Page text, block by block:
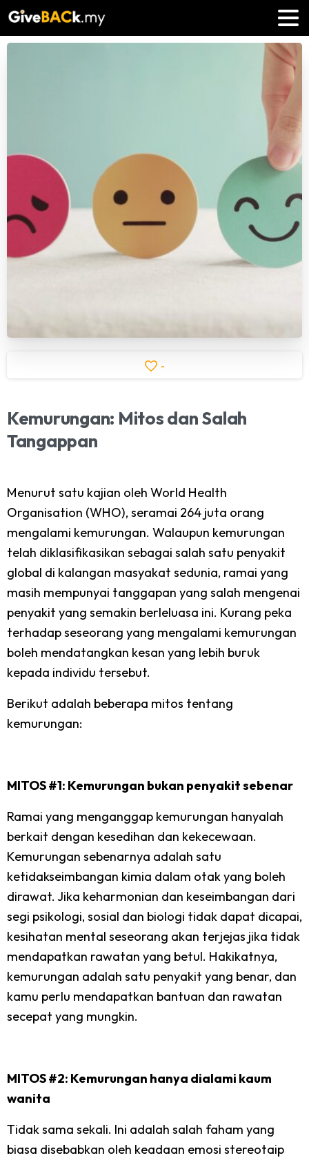
-
Kemurungan: MitosdanSalah
Tangappan
Menurut satu kajian oleh World Health
Organisation (WHO), seramai 264 juta orang
mengalami kemurungan. Walaupun kemurungan
telah diklasifikasikan sebagai salah satu penyakit
global di kalangan masyakat sedunia, ramai yang
masih mempunyai tanggapan yang salah mengenai
penyakit yang semakin berleluasa ini. Kurang peka
terhadap seseorang yang mengalami kemurungan
boleh mendatangkan kesan yang lebih buruk
kepada individu tersebut.
Berikut adalah beberapa mitos tentang
kemurungan:
MITOS #1: Kemurungan bukan penyakit sebenar
Ramai yang menganggap kemurungan hanyalah
berkait dengan kesedihan dan kekecewaan.
Kemurungan sebenarnya adalah satu
ketidakseimbangan kimia dalam otak yang boleh
dirawat. Jika keharmonian dan keseimbangan dari
segi psikologi, sosial dan biologi tidak dapat dicapai,
kesihatan mental seseorang akan terjejas jika tidak
mendapatkan rawatan yang betul. Hakikatnya,
kemurungan adalah satu penyakit yang benar, dan
kamu perlu mendapatkan bantuan dan rawatan
secepat yang mungkin.
MITOS #2: Kemurungan hanya dialami kaum
wanita
Tidak sama sekali. Ini adalah salah faham yang
biasa disebabkan oleh keadaan emosi stereotaip